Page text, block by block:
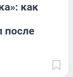
как
после